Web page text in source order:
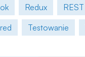
Redux REST
Testowanie